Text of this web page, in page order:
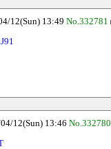
12(Sun) 13:49 No.332781
12(Sun) 13:46 No.332780